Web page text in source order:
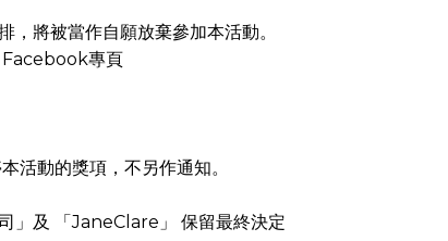
將被當作自願放棄參加本活動。
Facebook專頁
活動的獎項，不另作通知。
」及 「JaneClare」 保留最終決定